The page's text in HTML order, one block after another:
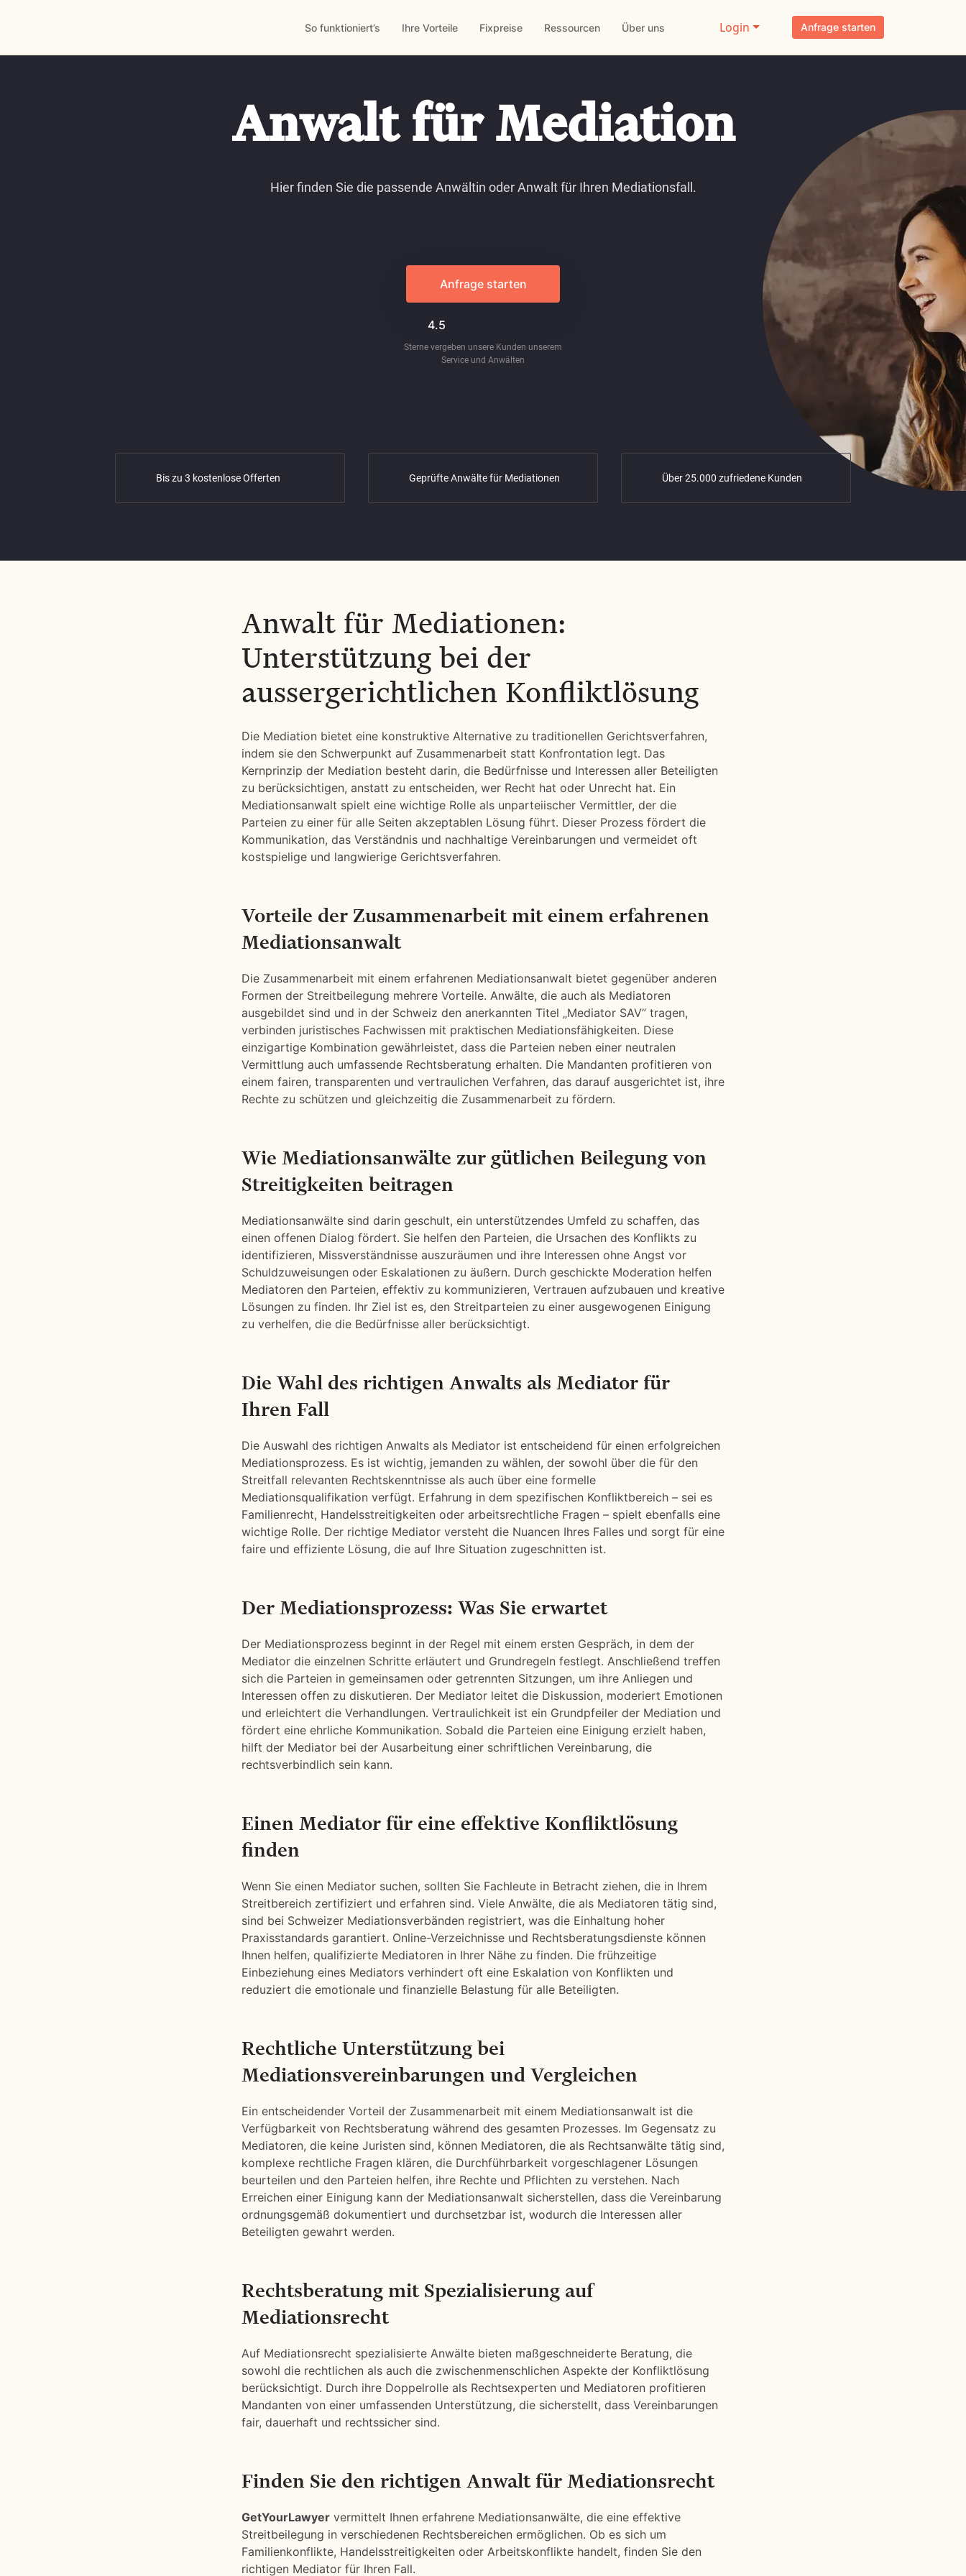
So funktioniert’s Ihre Vorteile Fixpreise Ressourcen Über uns Login Anfrage starten
Anwalt für Mediation
Hier finden Sie die passende Anwältin oder Anwalt für Ihren Mediationsfall.
Anfrage starten
4.5
Sterne vergeben unsere Kunden unserem
Service und Anwälten
Bis zu 3 kostenlose Offerten Geprüfte Anwälte für Mediationen Über 25.000 zufriedene Kunden
Anwalt für Mediationen:
Unterstützung bei der
aussergerichtlichen Konfliktlösung
Die Mediation bietet eine konstruktive Alternative zu traditionellen Gerichtsverfahren,
indem sie den Schwerpunkt auf Zusammenarbeit statt Konfrontation legt. Das
Kernprinzip der Mediation besteht darin, die Bedürfnisse und Interessen aller Beteiligten
zu berücksichtigen, anstatt zu entscheiden, wer Recht hat oder Unrecht hat. Ein
Mediationsanwalt spielt eine wichtige Rolle als unparteiischer Vermittler, der die
Parteien zu einer für alle Seiten akzeptablen Lösung führt. Dieser Prozess fördert die
Kommunikation, das Verständnis und nachhaltige Vereinbarungen und vermeidet oft
kostspielige und langwierige Gerichtsverfahren.
Vorteile der Zusammenarbeit mit einem erfahrenen
Mediationsanwalt
Die Zusammenarbeit mit einem erfahrenen Mediationsanwalt bietet gegenüber anderen
Formen der Streitbeilegung mehrere Vorteile. Anwälte, die auch als Mediatoren
ausgebildet sind und in der Schweiz den anerkannten Titel „Mediator SAV” tragen,
verbinden juristisches Fachwissen mit praktischen Mediationsfähigkeiten. Diese
einzigartige Kombination gewährleistet, dass die Parteien neben einer neutralen
Vermittlung auch umfassende Rechtsberatung erhalten. Die Mandanten profitieren von
einem fairen, transparenten und vertraulichen Verfahren, das darauf ausgerichtet ist, ihre
Rechte zu schützen und gleichzeitig die Zusammenarbeit zu fördern.
Wie Mediationsanwälte zur gütlichen Beilegung von
Streitigkeiten beitragen
Mediationsanwälte sind darin geschult, ein unterstützendes Umfeld zu schaffen, das
einen offenen Dialog fördert. Sie helfen den Parteien, die Ursachen des Konflikts zu
identifizieren, Missverständnisse auszuräumen und ihre Interessen ohne Angst vor
Schuldzuweisungen oder Eskalationen zu äußern. Durch geschickte Moderation helfen
Mediatoren den Parteien, effektiv zu kommunizieren, Vertrauen aufzubauen und kreative
Lösungen zu finden. Ihr Ziel ist es, den Streitparteien zu einer ausgewogenen Einigung
zu verhelfen, die die Bedürfnisse aller berücksichtigt.
Die Wahl des richtigen Anwalts als Mediator für
Ihren Fall
Die Auswahl des richtigen Anwalts als Mediator ist entscheidend für einen erfolgreichen
Mediationsprozess. Es ist wichtig, jemanden zu wählen, der sowohl über die für den
Streitfall relevanten Rechtskenntnisse als auch über eine formelle
Mediationsqualifikation verfügt. Erfahrung in dem spezifischen Konfliktbereich – sei es
Familienrecht, Handelsstreitigkeiten oder arbeitsrechtliche Fragen – spielt ebenfalls eine
wichtige Rolle. Der richtige Mediator versteht die Nuancen Ihres Falles und sorgt für eine
faire und effiziente Lösung, die auf Ihre Situation zugeschnitten ist.
Der Mediationsprozess: Was Sie erwartet
Der Mediationsprozess beginnt in der Regel mit einem ersten Gespräch, in dem der
Mediator die einzelnen Schritte erläutert und Grundregeln festlegt. Anschließend treffen
sich die Parteien in gemeinsamen oder getrennten Sitzungen, um ihre Anliegen und
Interessen offen zu diskutieren. Der Mediator leitet die Diskussion, moderiert Emotionen
und erleichtert die Verhandlungen. Vertraulichkeit ist ein Grundpfeiler der Mediation und
fördert eine ehrliche Kommunikation. Sobald die Parteien eine Einigung erzielt haben,
hilft der Mediator bei der Ausarbeitung einer schriftlichen Vereinbarung, die
rechtsverbindlich sein kann.
Einen Mediator für eine effektive Konfliktlösung
finden
Wenn Sie einen Mediator suchen, sollten Sie Fachleute in Betracht ziehen, die in Ihrem
Streitbereich zertifiziert und erfahren sind. Viele Anwälte, die als Mediatoren tätig sind,
sind bei Schweizer Mediationsverbänden registriert, was die Einhaltung hoher
Praxisstandards garantiert. Online-Verzeichnisse und Rechtsberatungsdienste können
Ihnen helfen, qualifizierte Mediatoren in Ihrer Nähe zu finden. Die frühzeitige
Einbeziehung eines Mediators verhindert oft eine Eskalation von Konflikten und
reduziert die emotionale und finanzielle Belastung für alle Beteiligten.
Rechtliche Unterstützung bei
Mediationsvereinbarungen und Vergleichen
Ein entscheidender Vorteil der Zusammenarbeit mit einem Mediationsanwalt ist die
Verfügbarkeit von Rechtsberatung während des gesamten Prozesses. Im Gegensatz zu
Mediatoren, die keine Juristen sind, können Mediatoren, die als Rechtsanwälte tätig sind,
komplexe rechtliche Fragen klären, die Durchführbarkeit vorgeschlagener Lösungen
beurteilen und den Parteien helfen, ihre Rechte und Pflichten zu verstehen. Nach
Erreichen einer Einigung kann der Mediationsanwalt sicherstellen, dass die Vereinbarung
ordnungsgemäß dokumentiert und durchsetzbar ist, wodurch die Interessen aller
Beteiligten gewahrt werden.
Rechtsberatung mit Spezialisierung auf
Mediationsrecht
Auf Mediationsrecht spezialisierte Anwälte bieten maßgeschneiderte Beratung, die
sowohl die rechtlichen als auch die zwischenmenschlichen Aspekte der Konfliktlösung
berücksichtigt. Durch ihre Doppelrolle als Rechtsexperten und Mediatoren profitieren
Mandanten von einer umfassenden Unterstützung, die sicherstellt, dass Vereinbarungen
fair, dauerhaft und rechtssicher sind.
Finden Sie den richtigen Anwalt für Mediationsrecht
GetYourLawyer vermittelt Ihnen erfahrene Mediationsanwälte, die eine effektive
Streitbeilegung in verschiedenen Rechtsbereichen ermöglichen. Ob es sich um
Familienkonflikte, Handelsstreitigkeiten oder Arbeitskonflikte handelt, finden Sie den
richtigen Mediator für Ihren Fall.